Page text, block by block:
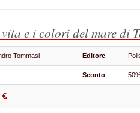
e i colori del mare di
Tommasi Editore
Sconto
€